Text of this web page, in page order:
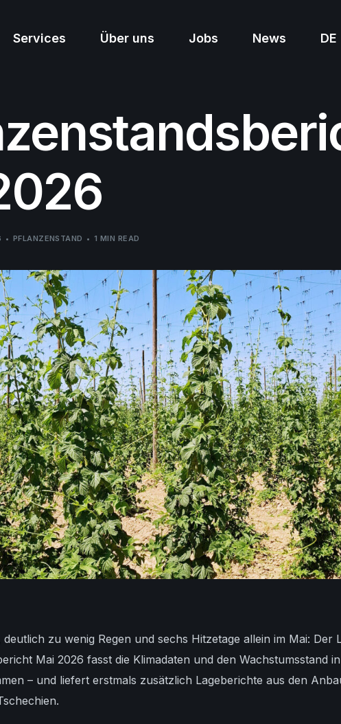
Services Über uns Jobs News DE
PFLANZENSTAND 1 MIN READ
zu wenig Regen und sechs Hitzetage allein im Mai: Der
Mai 2026 fasst die Klimadaten und den Wachstumsstand
– und liefert erstmals zusätzlich Lageberichte aus den